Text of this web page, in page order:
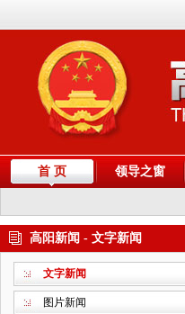
首 页 领导之窗
高阳新闻 - 文字新闻
文字新闻
图片新闻